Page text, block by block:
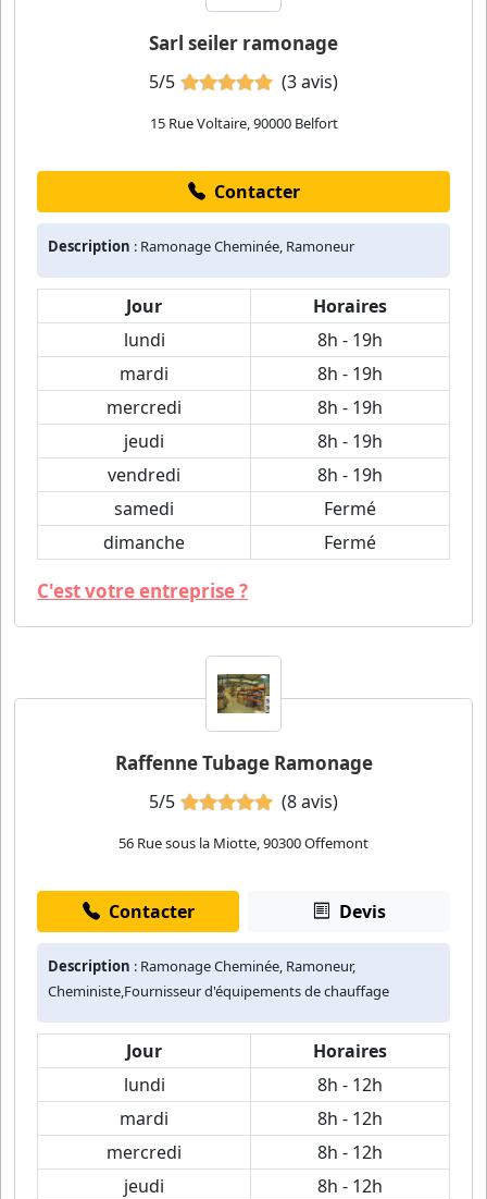
Sarl seiler ramonage
5/5 (3 avis)
15 Rue Voltaire, 90000 Belfort
Contacter
Description : Ramonage Cheminée, Ramoneur
Jour
Horaires
lundi
8h - 19h
mardi
8h - 19h
mercredi
8h - 19h
jeudi
8h - 19h
vendredi
8h - 19h
samedi
Fermé
dimanche
Fermé
C'est votre entreprise ?
Raffenne Tubage Ramonage
5/5 (8 avis)
56 Rue sous la Miotte, 90300 Offemont
Contacter Devis
Description : Ramonage Cheminée, Ramoneur,
Cheministe,Fournisseur d'équipements de chauffage
Jour
Horaires
lundi
8h - 12h
mardi
8h - 12h
mercredi
8h - 12h
jeudi
8h - 12h